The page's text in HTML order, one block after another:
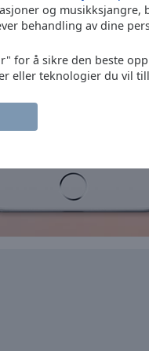
og musikksjangre,
behandling av dine
for å sikre den beste
eller teknologier du vil
M80 Radio
adult contemporary hits
Hard & Heavy Metal Hits
Radio
rock heavy metal hard rock metal
power metal melodic rock
RFM
Radio XL FM
romantic
news talk sports